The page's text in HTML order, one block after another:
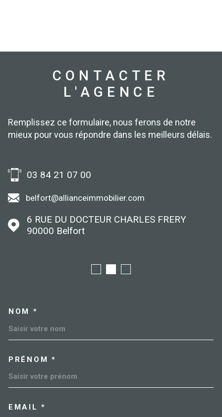
CONTACTER
L'AGENCE
Remplissez ce formulaire, nous ferons de notre
mieux pour vous répondre dans les meilleurs délais.
03 84 21 07 00
belfort@allianceimmobilier.com
6 RUE DU DOCTEUR CHARLES FRERY
90000
Belfort
NOM *
PRÉNOM *
EMAIL *